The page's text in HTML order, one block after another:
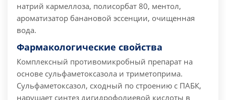
натрий кармеллоза, полисорбат 80, ментол,
ароматизатор банановой эссенции, очищенная
вода.
Фармакологические свойства
Комплексный противомикробный препарат на
основе сульфаметоксазола и триметоприма.
Сульфаметоксазол, сходный по строению с ПАБК,
нарушает синтез дигидрофолиевой кислоты в